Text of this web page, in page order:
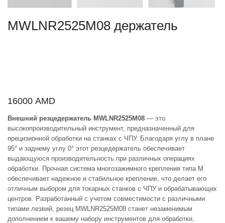
MWLNR2525M08 держатель
16000 AMD
Внешний резцедержатель MWLNR2525M08 — это
высокопроизводительный инструмент, предназначенный для
прецизионной обработки на станках с ЧПУ. Благодаря углу в плане
95° и заднему углу 0° этот резцедержатель обеспечивает
выдающуюся производительность при различных операциях
обработки. Прочная система многозажимного крепления типа M
обеспечивает надежное и стабильное крепление, что делает его
отличным выбором для токарных станков с ЧПУ и обрабатывающих
центров. Разработанный с учетом совместимости с различными
типами лезвий, резец MWLNR2525M08 станет незаменимым
дополнением к вашему набору инструментов для обработки,